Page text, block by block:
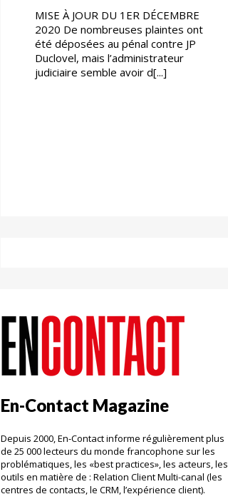
MISE À JOUR DU 1ER DÉCEMBRE
2020 De nombreuses plaintes ont
été déposées au pénal contre JP
Duclovel, mais l’administrateur
judiciaire semble avoir d[...]
En-Contact Magazine
Depuis 2000, En-Contact informe régulièrement plus
de 25 000 lecteurs du monde francophone sur les
problématiques, les «best practices», les acteurs, les
outils en matière de : Relation Client Multi-canal (les
centres de contacts, le CRM, l’expérience client).